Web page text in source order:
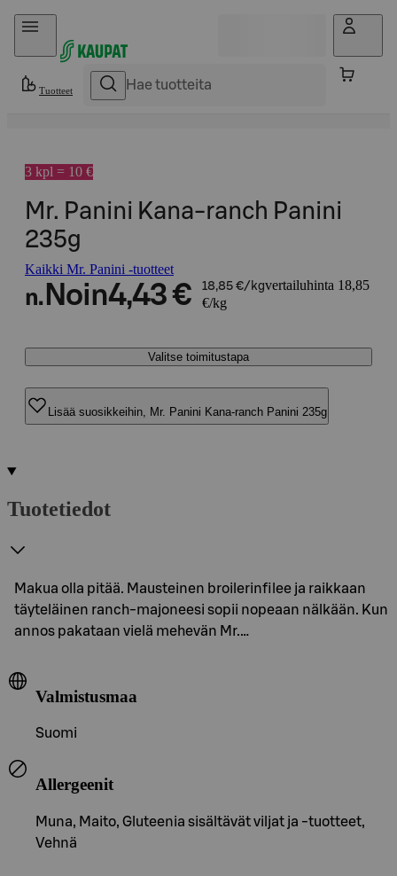
Hyppää sisältöön
Tuotteet
3 kpl = 10 €
Mr. Panini Kana-ranch Panini
235g
Kaikki Mr. Panini -tuotteet
n. Noin4,43 € 18,85 €/kgvertailuhinta 18,85
€/kg
Valitse toimitustapa
Lisää suosikkeihin, Mr. Panini Kana-ranch Panini 235g
Tuotetiedot
Makua olla pitää. Mausteinen broilerinfilee ja raikkaan
täyteläinen ranch-majoneesi sopii nopeaan nälkään. Kun
annos pakataan vielä mehevän Mr.…
Valmistusmaa
Suomi
Allergeenit
Muna, Maito, Gluteenia sisältävät viljat ja -tuotteet,
Vehnä